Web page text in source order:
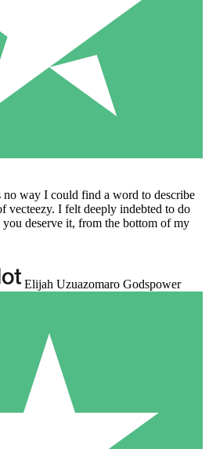
no way I could find a word to describe
vecteezy. I felt deeply indebted to do
deserve it, from the bottom of my
Elijah Uzuazomaro Godspower